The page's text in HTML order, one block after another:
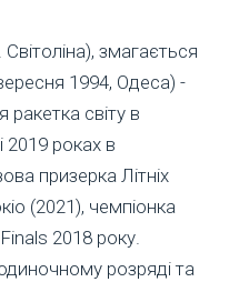
змагається
1994, Одеса) -
ракетка світу в
2019 роках в
призерка Літніх
(2021), чемпіонка
2018 року.
розряді та